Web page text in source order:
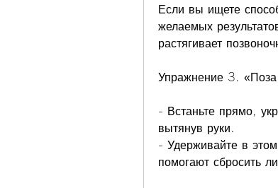
Если вы ищете
желаемых
растягивает
Упражнение 3.
- Встаньте прямо,
вытянув руки.
- Удерживайте в
помогают сбросить